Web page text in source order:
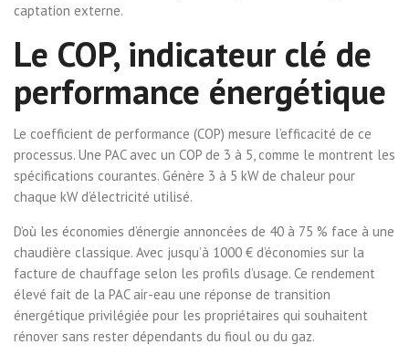
captation externe.
Le COP, indicateur clé de
performance énergétique
Le coefficient de performance (COP) mesure l’efficacité de ce
processus. Une PAC avec un COP de 3 à 5, comme le montrent les
spécifications courantes. Génère 3 à 5 kW de chaleur pour
chaque kW d’électricité utilisé.
D’où les économies d’énergie annoncées de 40 à 75 % face à une
chaudière classique. Avec jusqu’à 1000 € d’économies sur la
facture de chauffage selon les profils d’usage. Ce rendement
élevé fait de la PAC air-eau une réponse de transition
énergétique privilégiée pour les propriétaires qui souhaitent
rénover sans rester dépendants du fioul ou du gaz.